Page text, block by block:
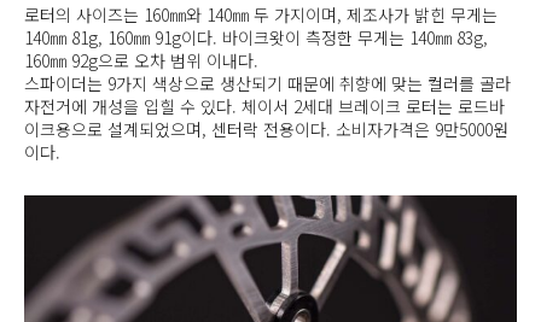
로터의 사이즈는 160㎜와 140㎜ 두 가지이며, 제조사가 밝힌 무게는
140㎜ 81g, 160㎜ 91g이다. 바이크왓이 측정한 무게는 140㎜ 83g,
160㎜ 92g으로 오차 범위 이내다.
스파이더는 9가지 색상으로 생산되기 때문에 취향에 맞는 컬러를 골라
자전거에 개성을 입힐 수 있다. 체이서 2세대 브레이크 로터는 로드바
이크용으로 설계되었으며, 센터락 전용이다. 소비자가격은 9만5000원
이다.